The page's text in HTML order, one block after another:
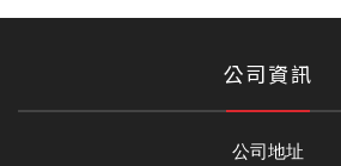
公司資訊
公司地址